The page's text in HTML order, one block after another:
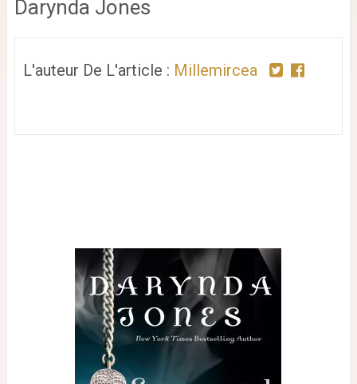
Darynda Jones
L'auteur De L'article : Millemircea